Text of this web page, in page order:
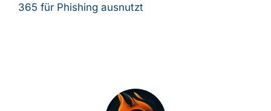
365 für Phishing ausnutzt